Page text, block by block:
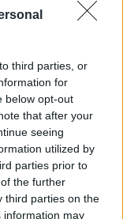
third parties, or
for
below opt-out
that after your
seeing
utilized by
parties prior to
the further
third parties on the
information may